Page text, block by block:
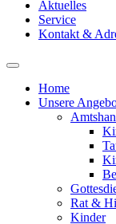
Aktuelles
Service
Kontakt &
Home
Unsere
Rat &
Kinder